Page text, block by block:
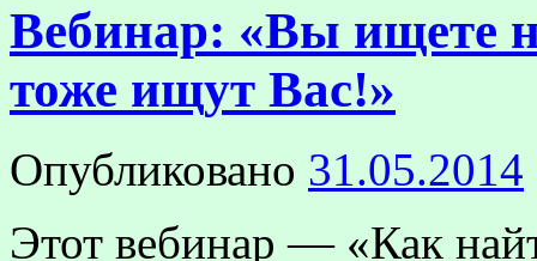
Вебинар: «Вы ищете
тоже ищут Вас!»
Опубликовано 31.05.2014
Этот вебинар — «Как